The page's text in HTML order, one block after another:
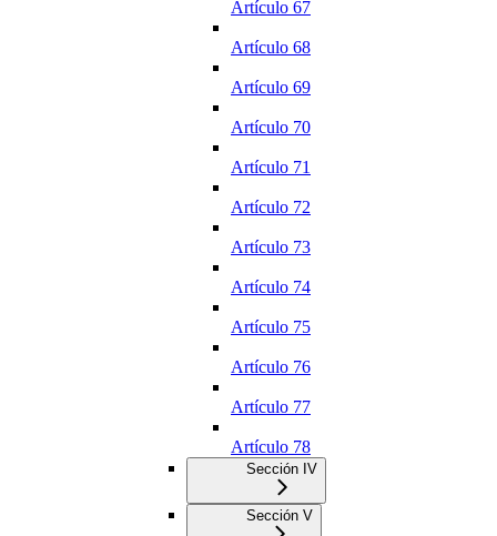
Artículo 67
Artículo 68
Artículo 69
Artículo 70
Artículo 71
Artículo 72
Artículo 73
Artículo 74
Artículo 75
Artículo 76
Artículo 77
Artículo 78
Sección IV
Sección V